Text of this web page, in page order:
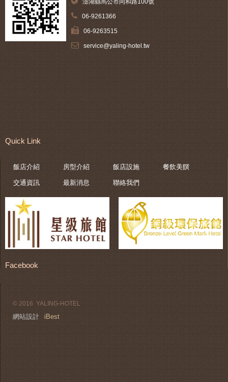
06-9261366
06-9263515
service@yaling-hotel.tw
Quick Link
飯店介紹 房型介紹 飯店設施 餐飲美饌
交通資訊 最新消息 聯絡我們
Facebook
© 2016 YALING-HOTEL
網站設計 iBest